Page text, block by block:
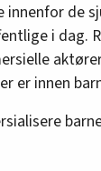
innenfor de
i dag.
er innen